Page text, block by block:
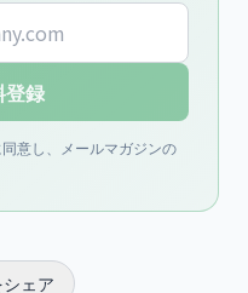
登録
同意し、メールマガジンの
ェア